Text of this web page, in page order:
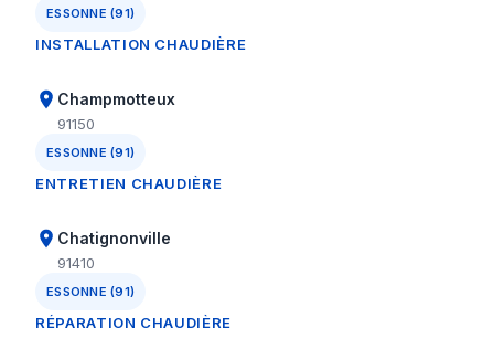
ESSONNE (91)
INSTALLATION CHAUDIÈRE
Champmotteux
91150
ESSONNE (91)
ENTRETIEN CHAUDIÈRE
Chatignonville
91410
ESSONNE (91)
RÉPARATION CHAUDIÈRE